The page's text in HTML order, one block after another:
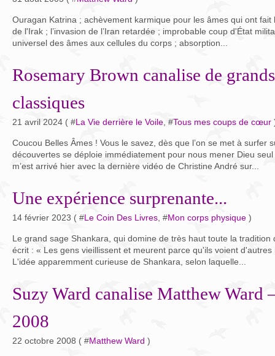
Ouragan Katrina ; achèvement karmique pour les âmes qui ont
de l'Irak ; l’invasion de l’Iran retardée ; improbable coup d'État
universel des âmes aux cellules du corps ; absorption...
Rosemary Brown canalise de
classiques
21 avril 2024 ( #La Vie derrière le Voile , #Tous mes coups de cœur
Coucou Belles Âmes ! Vous le savez, dès que l’on se met à surfer
découvertes se déploie immédiatement pour nous mener Dieu seul
m’est arrivé hier avec la dernière vidéo de Christine André sur...
Une expérience surprenante...
14 février 2023 ( #Le Coin Des Livres , #Mon corps physique )
Le grand sage Shankara, qui domine de très haut toute la tradition
écrit : « Les gens vieillissent et meurent parce qu'ils voient
L'idée apparemment curieuse de Shankara, selon laquelle...
Suzy Ward canalise Matthew Ward
2008
22 octobre 2008 ( #Matthew Ward )